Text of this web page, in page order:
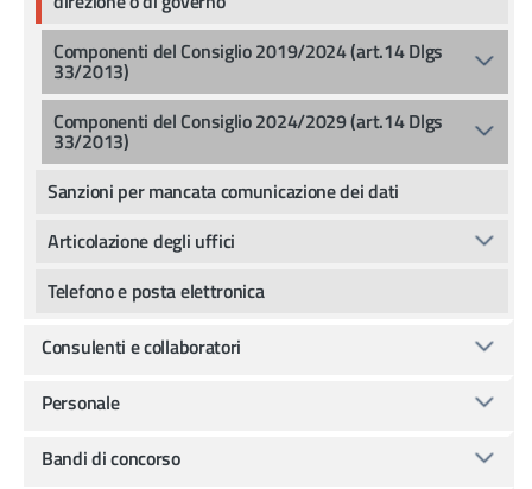
Componenti del Consiglio 2019/2024 (art.14 Dlgs
33/2013)
Componenti del Consiglio 2024/2029 (art.14 Dlgs
33/2013)
Sanzioni per mancata comunicazione dei dati
Articolazione degli uffici
Telefono e posta elettronica
Consulenti e collaboratori
Personale
Bandi di concorso